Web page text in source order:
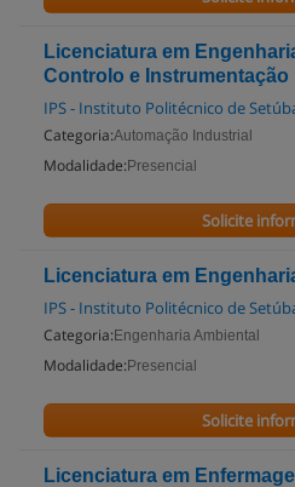
Licenciatura em
Controlo e Instrumentação
IPS - Instituto Politécnico de
Categoria:Automação Industrial
Modalidade: Presencial
Solicite
Licenciatura em
IPS - Instituto Politécnico de
Categoria: Engenharia Ambiental
Modalidade: Presencial
Solicite
Licenciatura em